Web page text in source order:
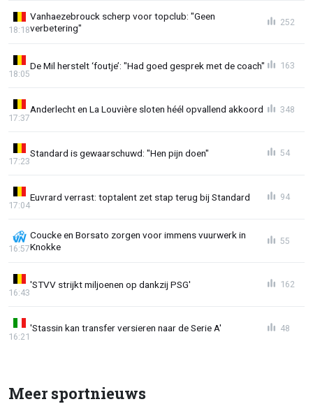
Vanhaezebrouck scherp voor topclub: "Geen
verbetering"
18:18
252
De Mil herstelt ‘foutje’: "Had goed gesprek met de coach"
18:05
163
Anderlecht en La Louvière sloten héél opvallend akkoord
17:37
348
Standard is gewaarschuwd: "Hen pijn doen"
17:23
54
Euvrard verrast: toptalent zet stap terug bij Standard
17:04
94
Coucke en Borsato zorgen voor immens vuurwerk in
Knokke
16:57
55
'STVV strijkt miljoenen op dankzij PSG'
16:43
162
'Stassin kan transfer versieren naar de Serie A'
16:21
48
Meer sportnieuws